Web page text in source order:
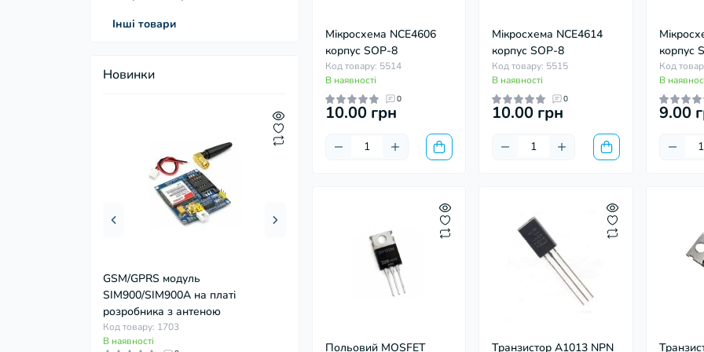
Інші товари
Новинки
GSM/GPRS модуль
SIM900/SIM900A на платі
розробника з антеною
Код товару: 1703
В наявності
Модуль поворотного енкодера
Кінцевий мікроперемикач 2A з
прямим важелем KW10-Z1P (3-
В наявності
IRF1310
В наявності
Мікросхема NCE4606
корпус SOP-8
Код товару: 5514
В наявності
0
10.00 грн
Мікросхема NCE4614
корпус SOP-8
Код товару: 5515
В наявності
0
10.00 грн
корпус
Код
В
9.00
Польовий MOSFET
Транзистор A1013 NPN